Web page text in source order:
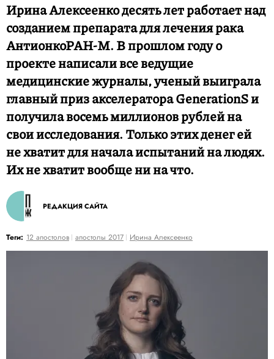
Ирина Алексеенко десять лет работает над
созданием препарата для лечения рака
АнтионкоРАН-М. В прошлом году о
проекте написали все ведущие
медицинские журналы, ученый выиграла
главный приз акселератора GenerationS и
получила восемь миллионов рублей на
свои исследования. Только этих денег ей
не хватит для начала испытаний на людях.
Их не хватит вообще ни на что.
РЕДАКЦИЯ САЙТА
Теги: 12 апостолов апостолы 2017 Ирина Алексеенко